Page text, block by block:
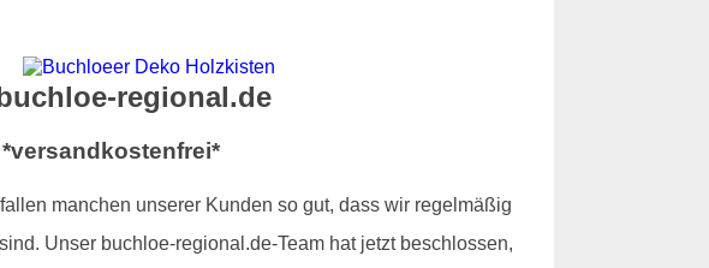
regional.de
manchen unserer Kunden so gut, dass wir regelmäßig
Unser buchloe-regional.de-Team hat jetzt beschlossen,